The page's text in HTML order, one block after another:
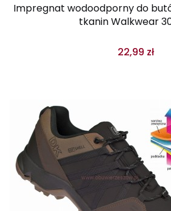
Impregnat wodoodporny do
tkanin Walkwear
22,99 zł